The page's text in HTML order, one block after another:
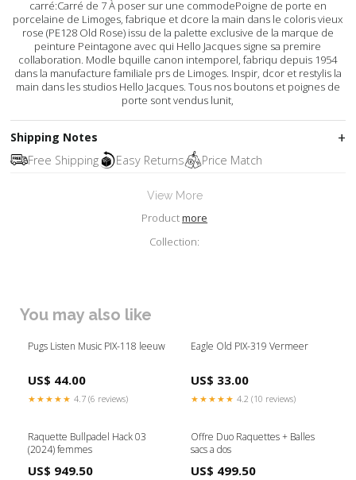
carré:Carré de 7 À poser sur une commodePoigne de porte en
porcelaine de Limoges, fabrique et dcore la main dans le coloris vieux
rose (PE128 Old Rose) issu de la palette exclusive de la marque de
peinture Peintagone avec qui Hello Jacques signe sa premire
collaboration. Modle bquille canon intemporel, fabriqu depuis 1954
dans la manufacture familiale prs de Limoges. Inspir, dcor et restylis la
main dans les studios Hello Jacques. Tous nos boutons et poignes de
porte sont vendus lunit,
Shipping Notes
Free Shipping
Easy Returns Price Match
View More
Productmore
Collection:
You may also like
Pugs Listen Music PIX-118 leeuw
US$ 44.00
★★★★★ 4.7 (6 reviews)
Eagle Old PIX-319 Vermeer
US$ 33.00
★★★★★ 4.2 (10 reviews)
Raquette Bullpadel Hack 03
(2024) femmes
US$ 949.50
Offre Duo Raquettes + Balles
sacs a dos
US$ 499.50